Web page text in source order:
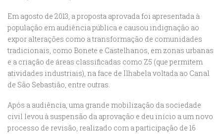
Em agosto de 2013, a proposta aprovada foi apresentada à
população em audiência pública e causou indignação ao
expor alterações como a transformação de comunidades
tradicionais, como Bonete e Castelhanos, em zonas urbanas
e a criação de áreas classificadas como Z5 (que permitem
atividades industriais), na face de Ilhabela voltada ao Canal
de São Sebastião, entre outras.
Após a audiência, uma grande mobilização da sociedade
civil levou à suspensão da aprovação e deu início a um novo
processo de revisão, realizado com a participação de 16